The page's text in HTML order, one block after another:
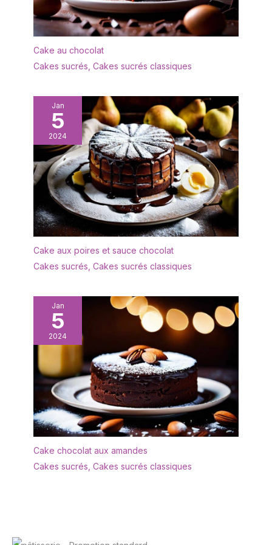
pelle à tarte permet de
couper et de soulever
facilement des aliments
lasagnes ou des pizzas.
permet de couper
facilement les tartes et
les gâteaux en portions.
La forme de la pelle à
gâteau est ergonomique
pour une prise en main
confortable et une bonne
surface de préhension.
Facile à nettoyer : la
surface lisse a été polie
en plusieurs processus
les résidus alimentaires,
de sorte qu'elle peut
à la main et conserve
son éclat même après
des années d'utilisation,
elle passe au lave-
vaisselle et vous fait
gagner du temps et de
l'énergie dans la cuisine.
Utilisation polyvalente:
Ces pelles à tarte
conviennent aussi bien
pour les ménages que
pour les restaurants, les
cafés et les services de
restauration. Lors de
fêtes privées, vous
Cake au chocolat
Cakes sucrés Cakes sucrés classiques
Jan
5
2024
Cake aux poires et sauce chocolat
Cakes sucrés Cakes sucrés classiques
Jan
5
2024
Cake chocolat aux amandes
Cakes sucrés Cakes sucrés classiques